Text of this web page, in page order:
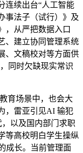
连续出台“人工智能
事法子（试行）》及
，从严把数据入口
、建立协同管理系统
、文稿校对等方面供
同时欠缺现实常识
育场景中，也会大
，雷亚引见AI 输犯
以及国内部门求职
等高校明白学生操纵
成长。当前管理面